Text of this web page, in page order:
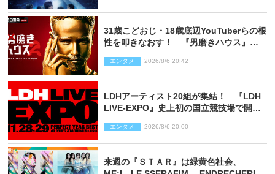
31歳こどおじ・18歳底辺YouTuberらの根
性を叩きなおす！ 『男磨きハウス』第2
エンタメ 2026/8/6 20:42
LDHアーティスト20組が集結！ 『LDH
LIVE‐EXPO』史上初の国立競技場で開催
エンタメ 2026/8/6 20:00
来週の『ＳＴＡＲ』は緑黄色社会、